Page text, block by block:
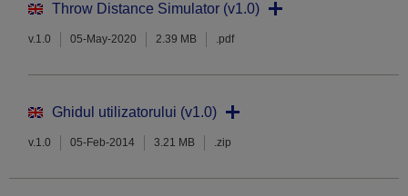
Throw Distance Simulator (v1.0)
v.1.0 05-May-2020 2.39 MB .pdf
Ghidul utilizatorului (v1.0)
v.1.0 05-Feb-2014 3.21 MB .zip